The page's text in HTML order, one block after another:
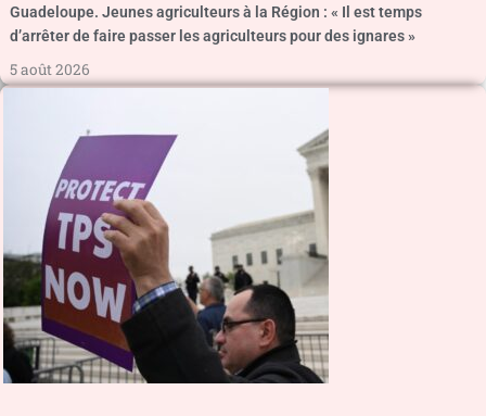
Guadeloupe. Jeunes agriculteurs à la Région : « Il est temps
d’arrêter de faire passer les agriculteurs pour des ignares »
5 août 2026